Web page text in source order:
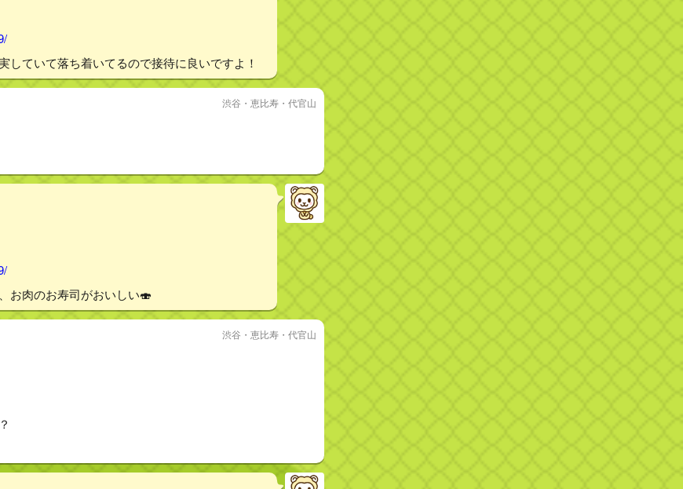
ていて落ち着いてるので接待に良いですよ！
渋谷・恵比寿・代官山
お肉のお寿司がおいしい🍣
渋谷・恵比寿・代官山